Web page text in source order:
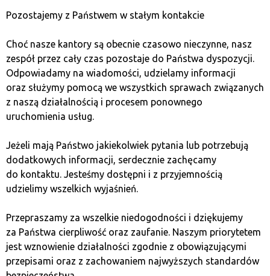
spowodowaną decyzjami politycznymi lub emisją
pieniądza.
Takie zabezpieczenie przed utratą wartości sprawia,
że kryptowaluty stają się atrakcyjnym aktywem dla
osób dążących do ochrony swoich zasobów
przed inflacją. Szczególnie w krajach z wysoką inflacją
mogą one pełnić rolę kluczowego narzędzia
finansowego, gwarantującą ochronę wartości
oszczędności, co potwierdza ich wartość niezależną
od tradycyjnych walut.
Globalny charakter
i dostępność
Z racji swej cyfrowej natury kryptowaluty oferują
globalną dostępność. Umożliwiając szybkie i efektywne
Pozostajemy z Państwem w stałym kontakcie
Choć nasze kantory są obecnie czasowo nieczynne, nasz
zespół przez cały czas pozostaje do Państwa dyspozycji.
Odpowiadamy na wiadomości, udzielamy informacji
oraz służymy pomocą we wszystkich sprawach związanych
z naszą działalnością i procesem ponownego
uruchomienia usług.
Jeżeli mają Państwo jakiekolwiek pytania lub potrzebują
dodatkowych informacji, serdecznie zachęcamy
do kontaktu. Jesteśmy dostępni i z przyjemnością
udzielimy wszelkich wyjaśnień.
Przepraszamy za wszelkie niedogodności i dziękujemy
za Państwa cierpliwość oraz zaufanie. Naszym priorytetem
jest wznowienie działalności zgodnie z obowiązującymi
przepisami oraz z zachowaniem najwyższych standardów